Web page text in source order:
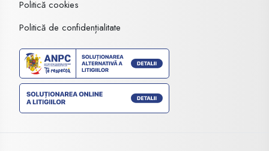
Politică cookies
Politică de confidențialitate